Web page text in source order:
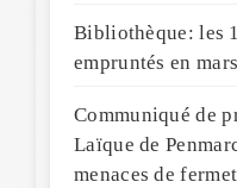
Bibliothèque: les
empruntés en
Communiqué de
Laïque de
menaces de